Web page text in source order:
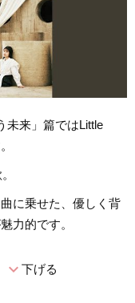
未来」篇ではLittle
に乗せた、優しく背
力的です。
expand_more下げる